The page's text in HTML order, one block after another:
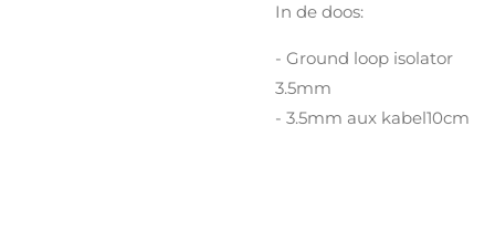
In de doos:
- Ground loop isolator
3.5mm
- 3.5mm aux kabel10cm